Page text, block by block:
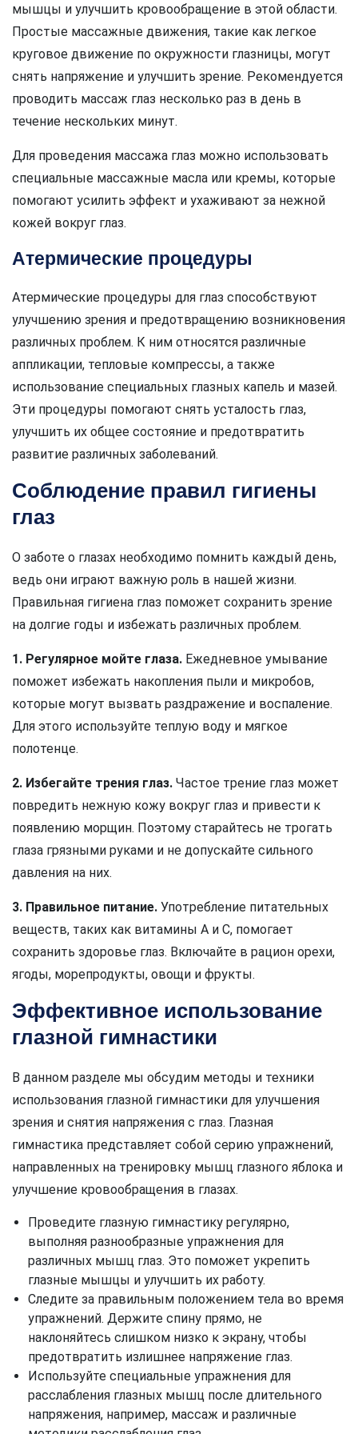
мышцы и улучшить кровообращение в этой области.
Простые массажные движения, такие как легкое
круговое движение по окружности глазницы, могут
снять напряжение и улучшить зрение. Рекомендуется
проводить массаж глаз несколько раз в день в
течение нескольких минут.
Для проведения массажа глаз можно использовать
специальные массажные масла или кремы, которые
помогают усилить эффект и ухаживают за нежной
кожей вокруг глаз.
Атермические процедуры
Атермические процедуры для глаз способствуют
улучшению зрения и предотвращению возникновения
различных проблем. К ним относятся различные
аппликации, тепловые компрессы, а также
использование специальных глазных капель и мазей.
Эти процедуры помогают снять усталость глаз,
улучшить их общее состояние и предотвратить
развитие различных заболеваний.
Соблюдение правил гигиены
глаз
О заботе о глазах необходимо помнить каждый день,
ведь они играют важную роль в нашей жизни.
Правильная гигиена глаз поможет сохранить зрение
на долгие годы и избежать различных проблем.
1. Регулярное мойте глаза. Ежедневное умывание
поможет избежать накопления пыли и микробов,
которые могут вызвать раздражение и воспаление.
Для этого используйте теплую воду и мягкое
полотенце.
2. Избегайте трения глаз. Частое трение глаз может
повредить нежную кожу вокруг глаз и привести к
появлению морщин. Поэтому старайтесь не трогать
глаза грязными руками и не допускайте сильного
давления на них.
3. Правильное питание. Употребление питательных
веществ, таких как витамины А и С, помогает
сохранить здоровье глаз. Включайте в рацион орехи,
ягоды, морепродукты, овощи и фрукты.
Эффективное использование
глазной гимнастики
В данном разделе мы обсудим методы и техники
использования глазной гимнастики для улучшения
зрения и снятия напряжения с глаз. Глазная
гимнастика представляет собой серию упражнений,
направленных на тренировку мышц глазного яблока и
улучшение кровообращения в глазах.
Проведите глазную гимнастику регулярно,
выполняя разнообразные упражнения для
различных мышц глаз. Это поможет укрепить
глазные мышцы и улучшить их работу.
Следите за правильным положением тела во время
упражнений. Держите спину прямо, не
наклоняйтесь слишком низко к экрану, чтобы
предотвратить излишнее напряжение глаз.
Используйте специальные упражнения для
расслабления глазных мышц после длительного
напряжения, например, массаж и различные